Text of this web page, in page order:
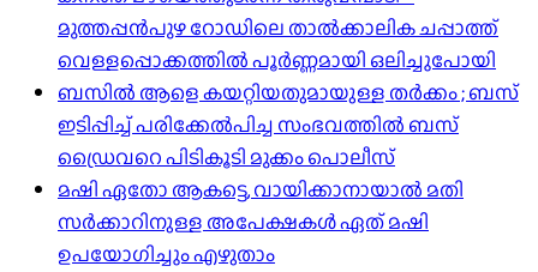
മുത്തപ്പൻപുഴ റോഡിലെ താൽക്കാലിക ചപ്പാത്ത്
വെള്ളപ്പൊക്കത്തിൽ പൂർണ്ണമായി ഒലിച്ചുപോയി
ബസിൽ ആളെ കയറ്റിയതുമായുള്ള തർക്കം ; ബസ്
ഇടിപ്പിച്ച് പരിക്കേൽപിച്ച സംഭവത്തിൽ ബസ്
ഡ്രൈവറെ പിടികൂടി മുക്കം പൊലീസ്
മഷി ഏതോ ആകട്ടെ, വായിക്കാനായാൽ മതി​
സർക്കാറിനുള്ള അപേക്ഷകൾ ഏത് മഷി
ഉപയോഗിച്ചും എഴുതാം